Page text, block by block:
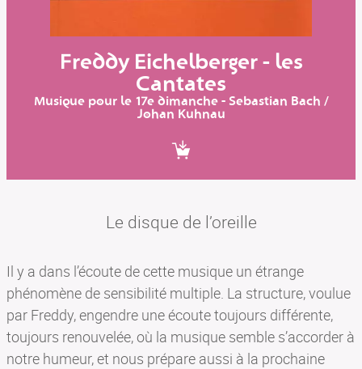
BILLETTERIE
Freddy Eichelberger - les
Cantates
Musique pour le 17e dimanche - Sebastian Bach /
Johan Kuhnau
Le disque de l’oreille
Il y a dans l’écoute de cette musique un étrange
phénomène de sensibilité multiple. La structure, voulue
par Freddy, engendre une écoute toujours différente,
toujours renouvelée, où la musique semble s’accorder à
notre humeur, et nous prépare aussi à la prochaine